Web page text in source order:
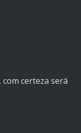
certeza será